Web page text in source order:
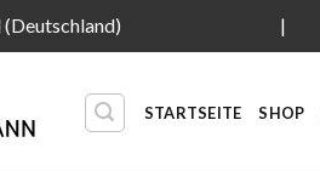
|
STARTSEITE SHOP